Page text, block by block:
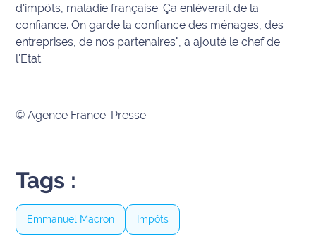
Loisirs
Météo
Santé
Transport
d'impôts, maladie française. Ça enlèverait de la
confiance. On garde la confiance des ménages, des
entreprises, de nos partenaires", a ajouté le chef de
l'Etat.
© Agence France-Presse
Tags :
Emmanuel Macron Impôts